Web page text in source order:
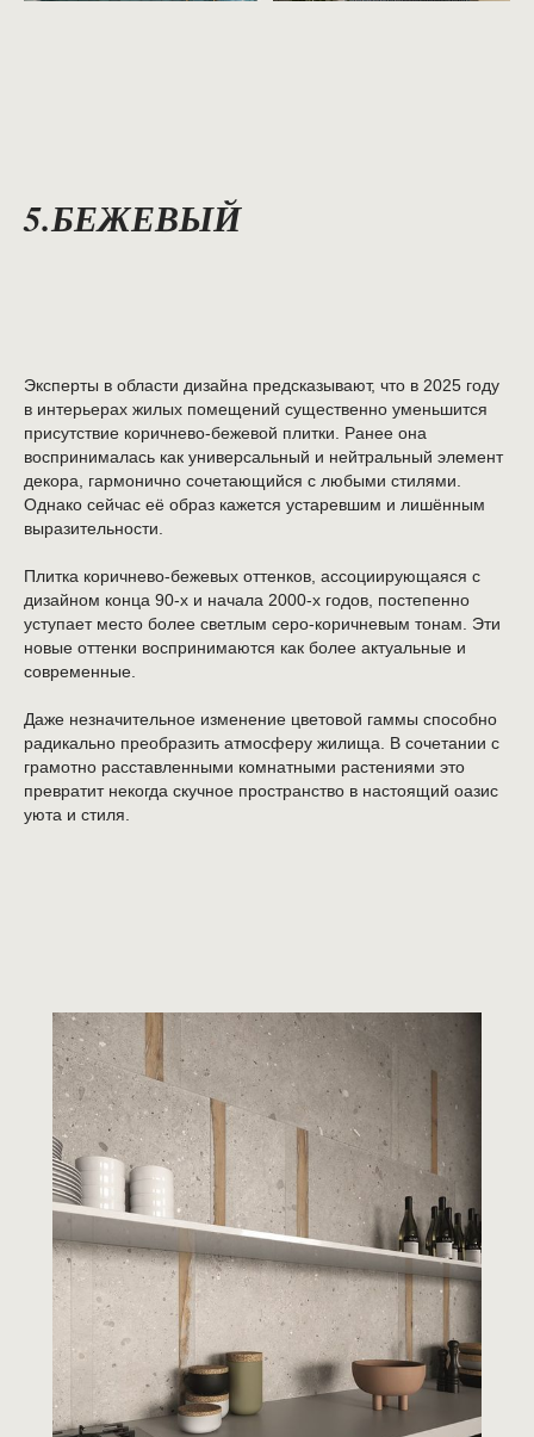
5.БЕЖЕВЫЙ
Эксперты в области дизайна предсказывают, что в 2025 году
в интерьерах жилых помещений существенно уменьшится
присутствие коричнево-бежевой плитки. Ранее она
воспринималась как универсальный и нейтральный элемент
декора, гармонично сочетающийся с любыми стилями.
Однако сейчас её образ кажется устаревшим и лишённым
выразительности.
Плитка коричнево-бежевых оттенков, ассоциирующаяся с
дизайном конца 90-х и начала 2000-х годов, постепенно
уступает место более светлым серо-коричневым тонам. Эти
новые оттенки воспринимаются как более актуальные и
современные.
Даже незначительное изменение цветовой гаммы способно
радикально преобразить атмосферу жилища. В сочетании с
грамотно расставленными комнатными растениями это
превратит некогда скучное пространство в настоящий оазис
уюта и стиля.